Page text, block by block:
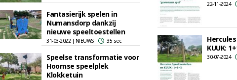
Fantasierijk spelen in
Numansdorp dankzij
nieuwe speeltoestellen
31-03-2022 | NIEUWS 35 sec
Speelse transformatie voor
Hoornse speelplek
Klokketuin
22-11-2024
KUUK:
30-07-2024